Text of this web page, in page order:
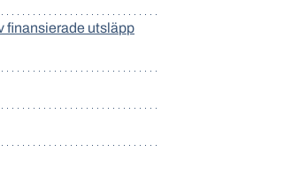
finansierade utsläpp